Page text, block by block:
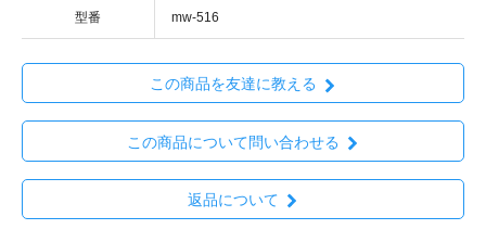
型番 mw-516
この商品を友達に教える
この商品について問い合わせる
返品について